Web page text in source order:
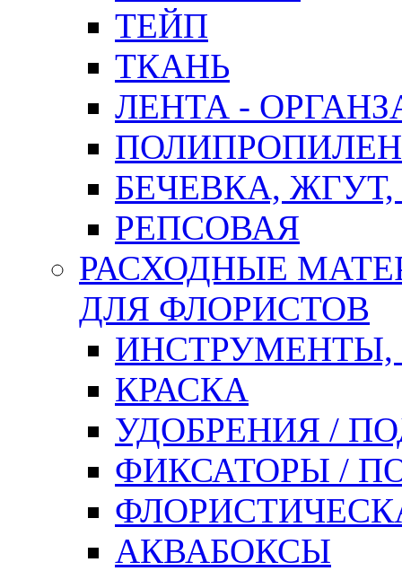
ТЕЙП
ТКАНЬ
ЛЕНТА -
БЕЧЕВКА,
РЕПСОВАЯ
РАСХОДНЫЕ
ДЛЯ ФЛОРИСТОВ
ИНСТРУМЕНТЫ,
КРАСКА
УДОБРЕНИЯ /
ФИКСАТОРЫ /
АКВАБОКСЫ